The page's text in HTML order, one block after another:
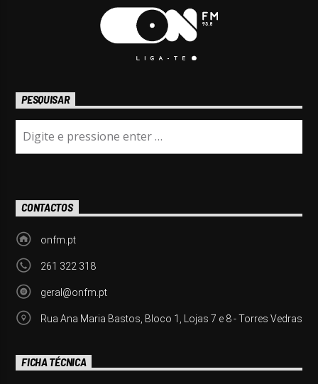
PESQUISAR
CONTACTOS
onfm.pt
261 322 318
geral@onfm.pt
Rua Ana Maria Bastos, Bloco 1, Lojas 7 e 8 - Torres Vedras
FICHA TÉCNICA